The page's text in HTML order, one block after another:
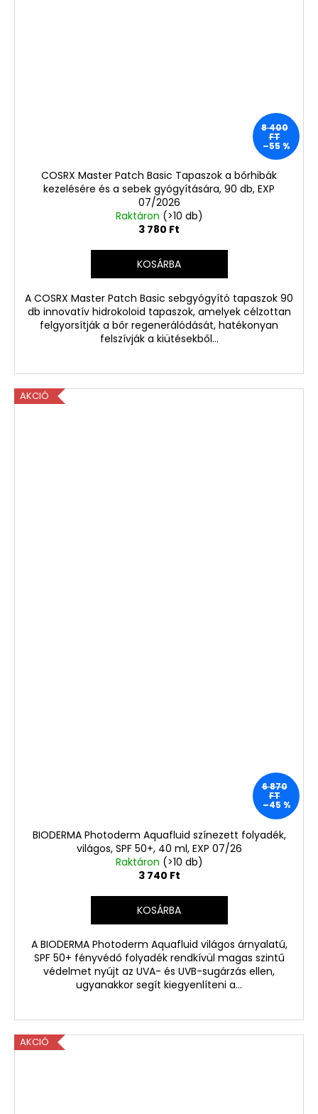
8 400
FT
–55 %
COSRX Master Patch Basic Tapaszok a bőrhibák
kezelésére és a sebek gyógyítására, 90 db, EXP
07/2026
Raktáron (>10 db)
3 780 Ft
KOSÁRBA
A COSRX Master Patch Basic sebgyógyító tapaszok 90
db innovatív hidrokoloid tapaszok, amelyek célzottan
felgyorsítják a bőr regenerálódását, hatékonyan
felszívják a kiütésekből...
AKCIÓ
6 870
FT
–45 %
BIODERMA Photoderm Aquafluid színezett folyadék,
világos, SPF 50+, 40 ml, EXP 07/26
Raktáron (>10 db)
3 740 Ft
KOSÁRBA
A BIODERMA Photoderm Aquafluid világos árnyalatú,
SPF 50+ fényvédő folyadék rendkívül magas szintű
védelmet nyújt az UVA- és UVB-sugárzás ellen,
ugyanakkor segít kiegyenlíteni a...
AKCIÓ